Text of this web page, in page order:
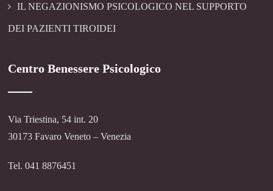
IL NEGAZIONISMO PSICOLOGICO NEL SUPPORTO
DEI PAZIENTI TIROIDEI
Centro Benessere Psicologico
Via Triestina, 54 int. 20
30173 Favaro Veneto – Venezia
Tel. 041 8876451